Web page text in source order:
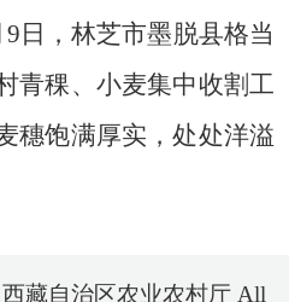
日，林芝市墨脱县格当
青稞、小麦集中收割工
穗饱满厚实，处处洋溢
藏自治区农业农村厅 All